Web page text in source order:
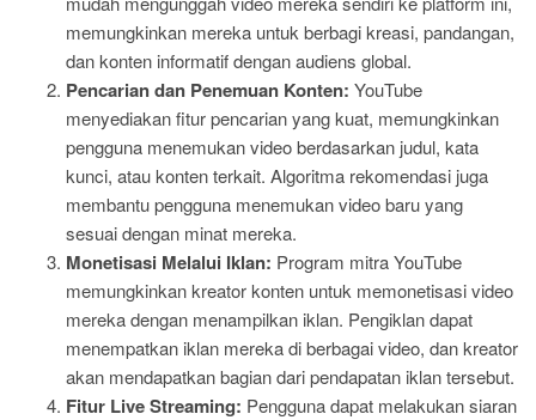
memungkinkan mereka untuk berbagi kreasi, pandangan,
dan konten informatif dengan audiens global.
Pencarian dan Penemuan Konten: YouTube
menyediakan fitur pencarian yang kuat, memungkinkan
pengguna menemukan video berdasarkan judul, kata
kunci, atau konten terkait. Algoritma rekomendasi juga
membantu pengguna menemukan video baru yang
sesuai dengan minat mereka.
Monetisasi Melalui Iklan: Program mitra YouTube
memungkinkan kreator konten untuk memonetisasi video
mereka dengan menampilkan iklan. Pengiklan dapat
menempatkan iklan mereka di berbagai video, dan kreator
akan mendapatkan bagian dari pendapatan iklan tersebut.
Fitur Live Streaming: Pengguna dapat melakukan siaran